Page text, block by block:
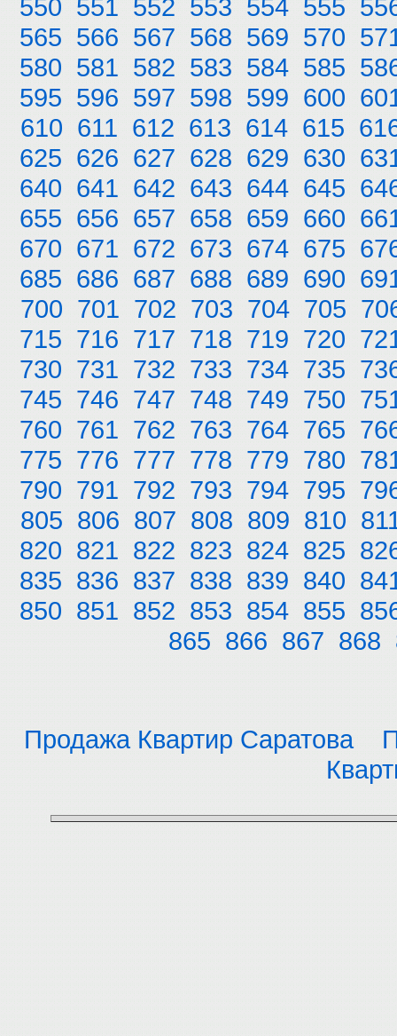
550 551 552 553 554 555
565 566 567 568 569 570
580 581 582 583 584 585
595 596 597 598 599 600
610 611 612 613 614 615
625 626 627 628 629 630
640 641 642 643 644 645
655 656 657 658 659 660
670 671 672 673 674 675
685 686 687 688 689 690
700 701 702 703 704 705
715 716 717 718 719 720
730 731 732 733 734 735
745 746 747 748 749 750
760 761 762 763 764 765
775 776 777 778 779 780
790 791 792 793 794 795
805 806 807 808 809 810
820 821 822 823 824 825
835 836 837 838 839 840
850 851 852 853 854 855
865 866 867 868
Продажа Квартир Саратова